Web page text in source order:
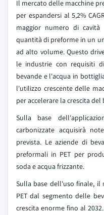
Il mercato delle macchine
per espandersi al 5,2%
maggior numero di
quantità di preforme in un
ad alto volume. Questo
le industrie con requisiti
bevande e l'acqua in
l'utilizzo crescente delle
per accelerare la crescita del
Sulla base
carbonizzate acquisirà
prevista. Le aziende di
preformali in PET per
soda e acqua frizzante.
Sulla base dell'uso finale, il
PET dal segmento delle
crescita enorme fino al